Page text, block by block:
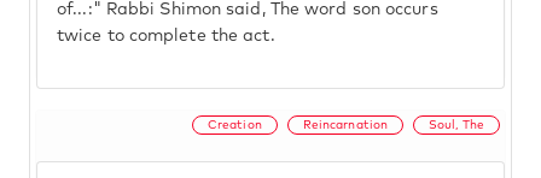
of...:" Rabbi Shimon said, The word son occurs
twice to complete the act.
Creation Reincarnation Soul, The